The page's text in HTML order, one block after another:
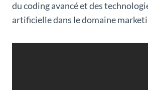
du coding avancé et des
artificielle dans le domaine